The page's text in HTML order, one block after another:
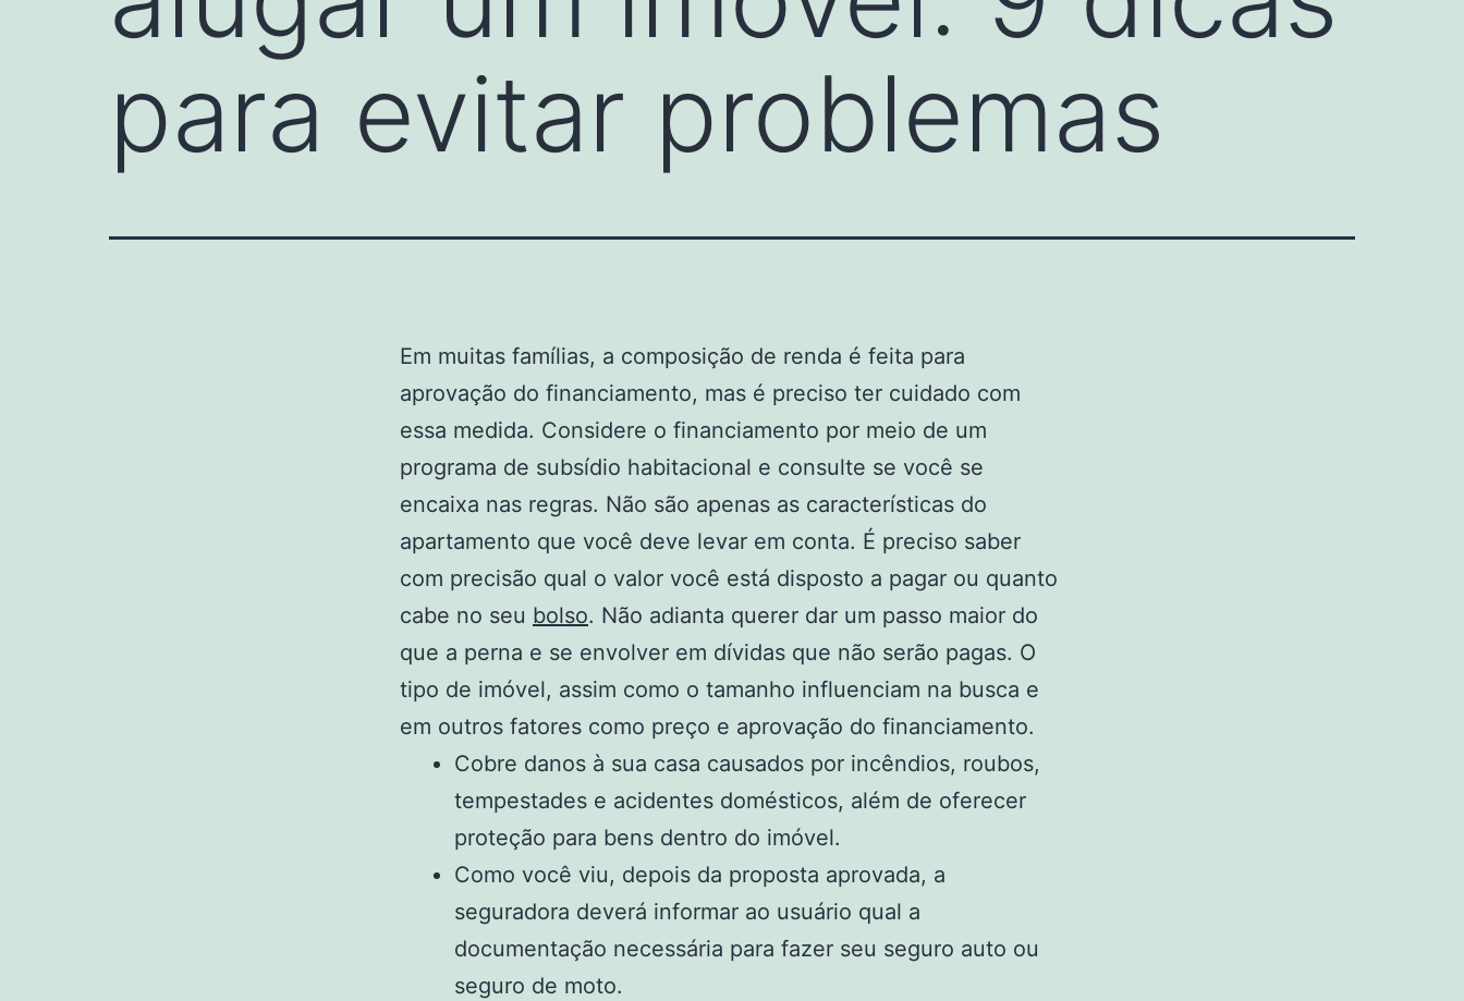
para evitar problemas
Em muitas famílias, a composição de renda é feita para
aprovação do financiamento, mas é preciso ter cuidado com
essa medida. Considere o financiamento por meio de um
programa de subsídio habitacional e consulte se você se
encaixa nas regras. Não são apenas as características do
apartamento que você deve levar em conta. É preciso saber
com precisão qual o valor você está disposto a pagar ou quanto
cabe no seu bolso. Não adianta querer dar um passo maior do
que a perna e se envolver em dívidas que não serão pagas. O
tipo de imóvel, assim como o tamanho influenciam na busca e
em outros fatores como preço e aprovação do financiamento.
Cobre danos à sua casa causados por incêndios, roubos,
tempestades e acidentes domésticos, além de oferecer
proteção para bens dentro do imóvel.
Como você viu, depois da proposta aprovada, a
seguradora deverá informar ao usuário qual a
documentação necessária para fazer seu seguro auto ou
seguro de moto.